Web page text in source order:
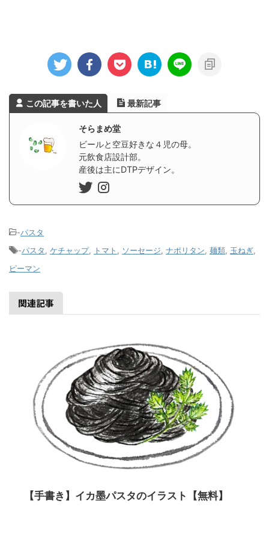
この記事を書いた人 最新記事
そらまめ堂
ビールと空豆好きな４児の母。
元飲食店設計部。
産後は主にDTPデザイン。
-パスタ
-パスタ, ケチャップ, トマト , ソーセージ, ナポリタン, 麺類, 玉ねぎ,
ピーマン
関連記事
【手書き】イカ墨パスタのイラスト【無料】